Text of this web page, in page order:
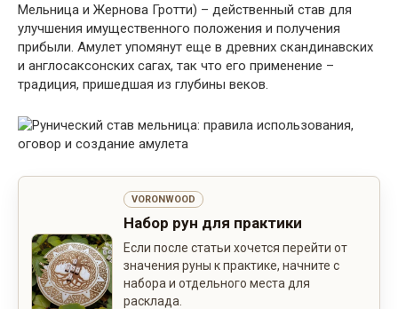
Мельница и Жернова Гротти) – действенный став для
улучшения имущественного положения и получения
прибыли. Амулет упомянут еще в древних скандинавских
и англосаксонских сагах, так что его применение –
традиция, пришедшая из глубины веков.
VORONWOOD
Набор рун для практики
Если после статьи хочется перейти от
значения руны к практике, начните с
набора и отдельного места для
расклада.